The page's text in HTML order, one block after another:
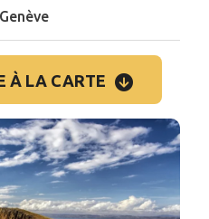
À LA CARTE